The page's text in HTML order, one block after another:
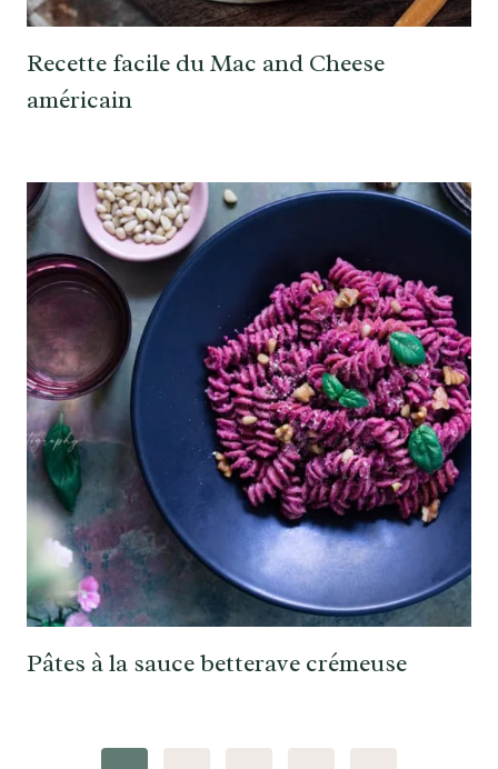
Recette facile du Mac and Cheese
américain
Pâtes à la sauce betterave crémeuse